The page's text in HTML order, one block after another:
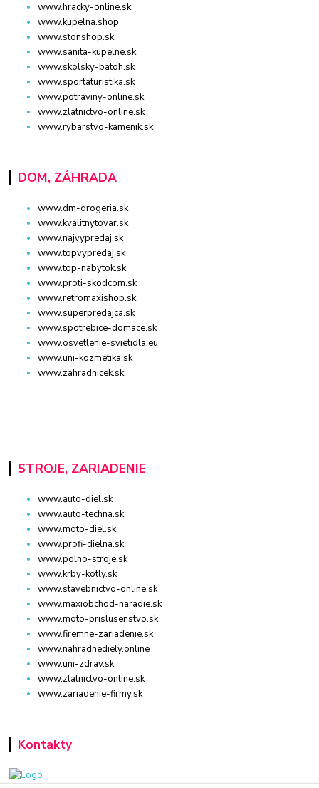
www.hracky-online.sk
www.kupelna.shop
www.stonshop.sk
www.sanita-kupelne.sk
www.skolsky-batoh.sk
www.sportaturistika.sk
www.potraviny-online.sk
www.zlatnictvo-online.sk
www.rybarstvo-kamenik.sk
DOM, ZÁHRADA
www.dm-drogeria.sk
www.kvalitnytovar.sk
www.najvypredaj.sk
www.topvypredaj.sk
www.top-nabytok.sk
www.proti-skodcom.sk
www.retromaxishop.sk
www.superpredajca.sk
www.spotrebice-domace.sk
www.osvetlenie-svietidla.eu
www.uni-kozmetika.sk
www.zahradnicek.sk
STROJE, ZARIADENIE
www.auto-diel.sk
www.auto-techna.sk
www.moto-diel.sk
www.profi-dielna.sk
www.polno-stroje.sk
www.krby-kotly.sk
www.stavebnictvo-online.sk
www.maxiobchod-naradie.sk
www.moto-prislusenstvo.sk
www.firemne-zariadenie.sk
www.nahradnediely.online
www.uni-zdrav.sk
www.zlatnictvo-online.sk
www.zariadenie-firmy.sk
Kontakty